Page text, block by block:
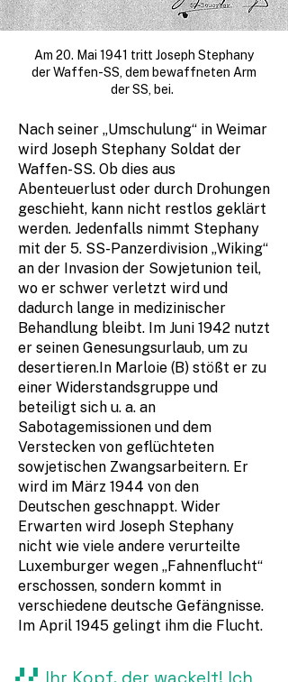
Am 20. Mai 1941 tritt Joseph Stephany
der Waffen-SS, dem bewaffneten Arm
der SS, bei.
Nach seiner „Umschulung“ in Weimar
wird Joseph Stephany Soldat der
Waffen-SS. Ob dies aus
Abenteuerlust oder durch Drohungen
geschieht, kann nicht restlos geklärt
werden. Jedenfalls nimmt Stephany
mit der 5. SS-Panzerdivision „Wiking“
an der Invasion der Sowjetunion teil,
wo er schwer verletzt wird und
dadurch lange in medizinischer
Behandlung bleibt. Im Juni 1942 nutzt
er seinen Genesungsurlaub, um zu
desertieren.In Marloie (B) stößt er zu
einer Widerstandsgruppe und
beteiligt sich u. a. an
Sabotagemissionen und dem
Verstecken von geflüchteten
sowjetischen Zwangsarbeitern. Er
wird im März 1944 von den
Deutschen geschnappt. Wider
Erwarten wird Joseph Stephany
nicht wie viele andere verurteilte
Luxemburger wegen „Fahnenflucht“
erschossen, sondern kommt in
verschiedene deutsche Gefängnisse.
Im April 1945 gelingt ihm die Flucht.